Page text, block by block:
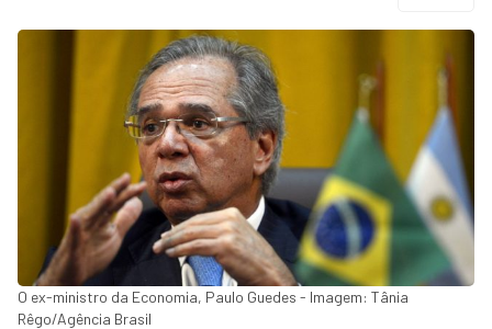
O ex-ministro da Economia, Paulo Guedes - Imagem: Tânia
Rêgo/Agência Brasil